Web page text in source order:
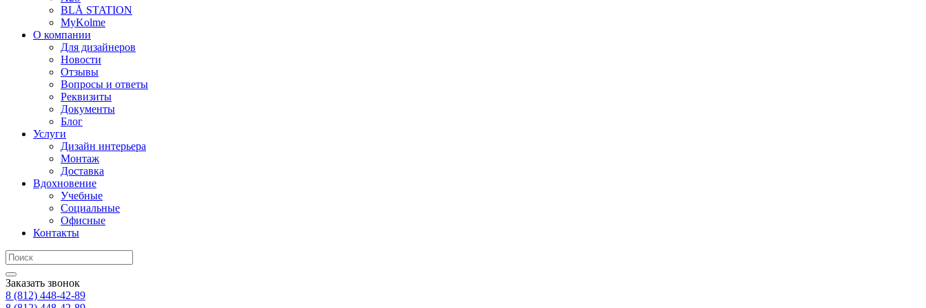
BLÅ STATION
MyKolme
О компании
Для дизайнеров
Новости
Отзывы
Вопросы и ответы
Реквизиты
Документы
Блог
Услуги
Дизайн интерьера
Монтаж
Доставка
Вдохновение
Учебные
Социальные
Офисные
Контакты
Заказать звонок
8 (812) 448-42-89